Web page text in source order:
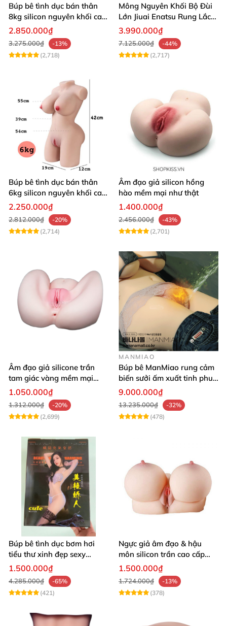
Búp bê tình dục bán thân
8kg silicon nguyên khối cao
cấp
2.850.000₫
3.275.000₫
-13%
(2,718)
Mông Nguyên Khối Bộ Đùi
Lớn Jiuai Enatsu Rung Lắc
Siêu Thật
3.990.000₫
7.125.000₫
-44%
(2,717)
Búp bê tình dục bán thân
6kg silicon nguyên khối cao
cấp giá rẻ
2.250.000₫
2.812.000₫
-20%
(2,714)
Âm đạo giả silicon hồng
hào mềm mại như thật
1.400.000₫
2.456.000₫
-43%
(2,701)
Âm đạo giả silicone trần
tam giác vàng mềm mại
thật nhất
1.050.000₫
1.312.000₫
-20%
(2,699)
MANMIAO
Búp bê ManMiao rung cảm
biến sưởi ấm xuất tinh phun
nước thông minh cao cấp
9.000.000₫
13.235.000₫
-32%
(478)
Búp bê tình dục bơm hơi
tiểu thư xinh đẹp sexy
quyến rũ rung rên như thật
1.500.000₫
4.285.000₫
-65%
(421)
Ngực giả âm đạo & hậu
môn silicon trần cao cấp
mềm mịn - Man
Mastuebator 3kg
1.500.000₫
1.724.000₫
-13%
(378)